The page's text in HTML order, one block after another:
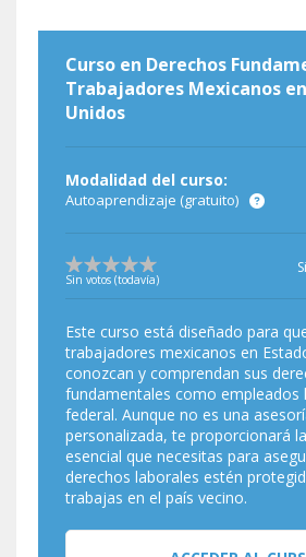
Curso en Derechos
Trabajadores Mexicanos
Unidos
Modalidad del curso:
Autoaprendizaje (gratuito)
Sin votos (todavía)
Este curso está diseñado para
trabajadores mexicanos en
conozcan y comprendan sus
fundamentales como empleados
federal. Aunque no es una
personalizada, te proporcionará
esencial que necesitas para
derechos laborales estén
trabajas en el país vecino.